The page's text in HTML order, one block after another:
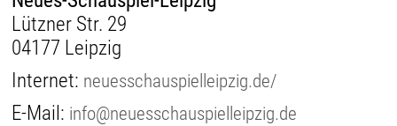
Lützner Str. 29
04177 Leipzig
Internet: neuesschauspielleipzig.de/
E-Mail: info@neuesschauspielleipzig.de